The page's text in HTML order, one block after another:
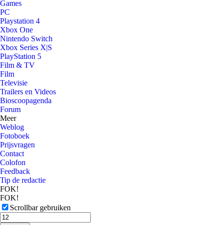
Games
PC
Playstation 4
Xbox One
Nintendo Switch
Xbox Series X|S
PlayStation 5
Film & TV
Film
Televisie
Trailers en Videos
Bioscoopagenda
Forum
Meer
Weblog
Fotoboek
Prijsvragen
Contact
Colofon
Feedback
Tip de redactie
FOK!
FOK!
Scrollbar gebruiken